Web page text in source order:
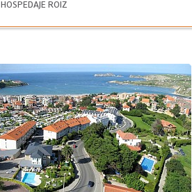
HOSPEDAJE ROIZ